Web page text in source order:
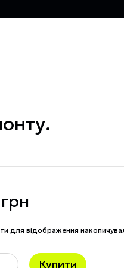
для відображення
Купити